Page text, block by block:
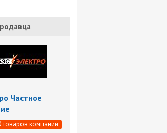
Частное
товаров компании